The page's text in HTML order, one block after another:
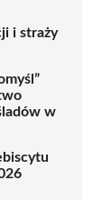
i straży
w